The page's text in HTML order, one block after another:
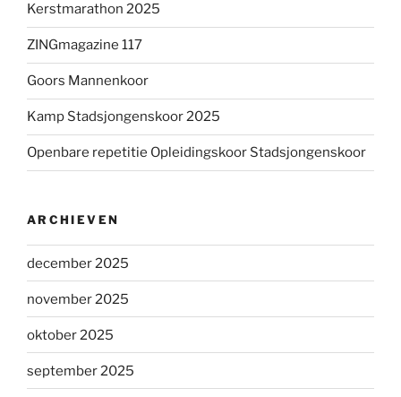
Kerstmarathon 2025
ZINGmagazine 117
Goors Mannenkoor
Kamp Stadsjongenskoor 2025
Openbare repetitie Opleidingskoor Stadsjongenskoor
ARCHIEVEN
december 2025
november 2025
oktober 2025
september 2025